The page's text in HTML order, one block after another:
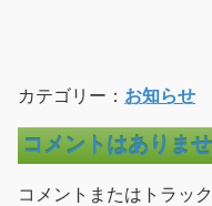
カテゴリー： お知らせ
コメントはありま
コメントまたはトラッ